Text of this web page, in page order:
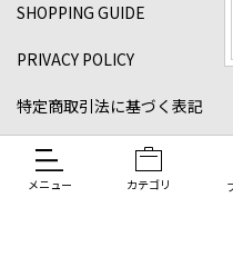
メニュー カテゴリ
SHOPPING GUIDE
PRIVACY POLICY
特定商取引法に基づく表記
©2024 DANJO